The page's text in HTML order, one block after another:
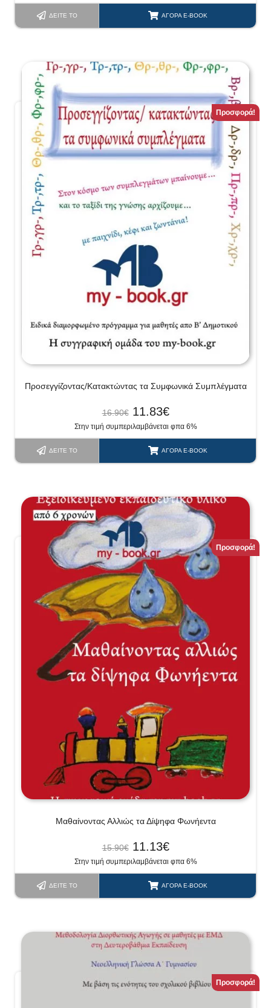
ΔΕΊΤΕ ΤΟ ΑΓΟΡΆ E-BOOK
Προσφορά!
Προσεγγίζοντας/Κατακτώντας τα Συμφωνικά Συμπλέγματα
16.90€ 11.83€
Στην τιμή συμπεριλαμβάνεται φπα 6%
ΔΕΊΤΕ ΤΟ ΑΓΟΡΆ E-BOOK
Προσφορά!
Μαθαίνοντας Αλλιώς τα Δίψηφα Φωνήεντα
15.90€ 11.13€
Στην τιμή συμπεριλαμβάνεται φπα 6%
ΔΕΊΤΕ ΤΟ ΑΓΟΡΆ E-BOOK
Προσφορά!